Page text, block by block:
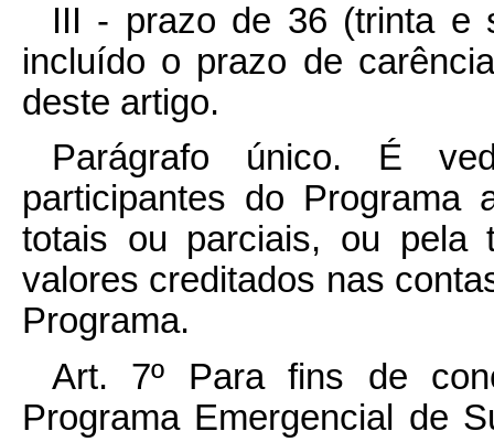
III - prazo de 36 (trinta e
incluído o prazo de
deste artigo.
Parágrafo único. É
participantes do
totais ou parciais, ou pela
valores creditados nas
Programa.
Art. 7º Para fins de
Programa Emergencial de